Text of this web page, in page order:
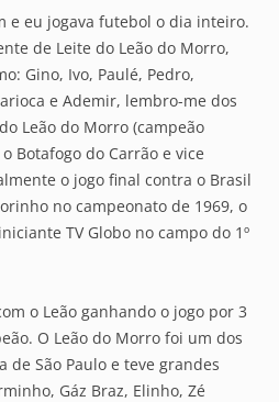
e eu jogava futebol o dia inteiro.
de Leite do Leão do Morro,
Gino, Ivo, Paulé, Pedro,
e Ademir, lembro-me dos
Leão do Morro (campeão
Botafogo do Carrão e vice
o jogo final contra o Brasil
no campeonato de 1969, o
TV Globo no campo do 1º
o Leão ganhando o jogo por 3
O Leão do Morro foi um dos
São Paulo e teve grandes
Gáz Braz, Elinho, Zé